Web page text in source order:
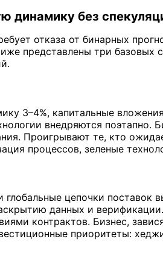
динамику без
отказа от бинарных
представлены три базовых
3–4%, капитальные
внедряются поэтапно.
Проигрывают те, кто
процессов, зеленые
глобальные цепочки поставок
данных и
контрактов. Бизнес,
приоритеты: